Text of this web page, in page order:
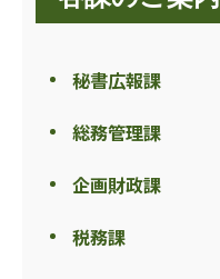
秘書広報課
総務管理課
企画財政課
税務課